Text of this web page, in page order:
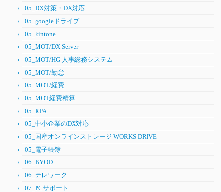
05_DX対策・DX対応
05_googleドライブ
05_kintone
05_MOT/DX Server
05_MOT/HG 人事総務システム
05_MOT/勤怠
05_MOT/経費
05_MOT経費精算
05_RPA
05_中小企業のDX対応
05_国産オンラインストレージ WORKS DRIVE
05_電子帳簿
06_BYOD
06_テレワーク
07_PCサポート